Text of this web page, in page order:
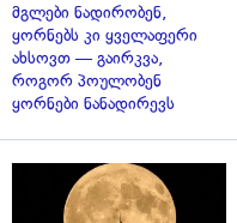
მგლები ნადირობენ,
ყორნებს კი ყველაფერი
ახსოვთ — გაირკვა,
როგორ პოულობენ
ყორნები ნანადირევს